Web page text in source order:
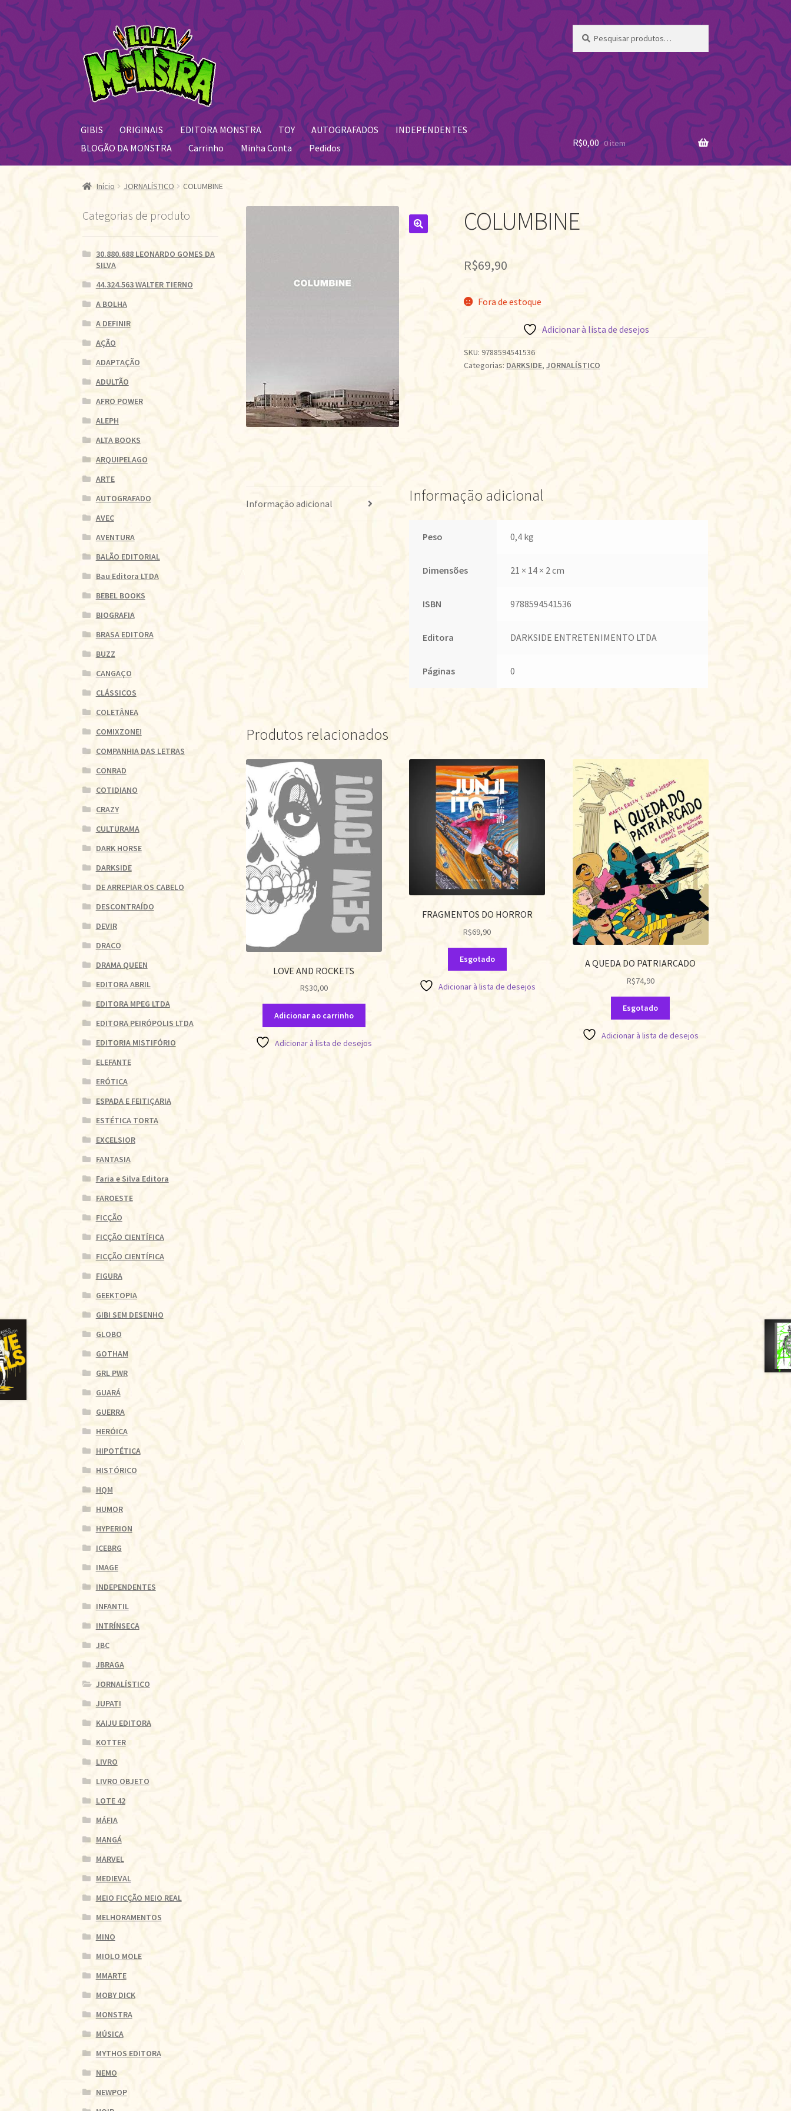
Pular
para
navegação
Pular
para
o
conteúdo
por:
GIBIS ORIGINAIS EDITORA MONSTRA TOY AUTOGRAFADOS
INDEPENDENTES
BLOGÃO DA MONSTRA
Carrinho Minha Conta Pedidos R$0,00 0 item
Início JORNALÍSTICO COLUMBINE
COLUMBINE
R$69,90
Fora de estoque
Adicionar à lista de desejos
SKU: 9788594541536
Categorias: DARKSIDE, JORNALÍSTICO
Informação adicional Informação adicional
Peso 0,4 kg
Dimensões 21 × 14 × 2 cm
ISBN 9788594541536
Editora DARKSIDE ENTRETENIMENTO LTDA
Páginas 0
Produtos relacionados
LOVE AND ROCKETS
R$30,00
Adicionar ao carrinho
Adicionar à lista de desejos
FRAGMENTOS DO HORROR
R$69,90
Esgotado
Adicionar à lista de desejos
A QUEDA DO PATRIARCADO
R$74,90
Esgotado
Adicionar à lista de desejos
Categorias de produto
30.880.688 LEONARDO GOMES DA
SILVA
44.324.563 WALTER TIERNO
A BOLHA
A DEFINIR
AÇÃO
ADAPTAÇÃO
ADULTÃO
AFRO POWER
ALEPH
ALTA BOOKS
ARQUIPELAGO
ARTE
AUTOGRAFADO
AVEC
AVENTURA
BALÃO EDITORIAL
Bau Editora LTDA
BEBEL BOOKS
BIOGRAFIA
BRASA EDITORA
BUZZ
CANGAÇO
CLÁSSICOS
COLETÂNEA
COMIXZONE!
COMPANHIA DAS LETRAS
CONRAD
COTIDIANO
CRAZY
CULTURAMA
DARK HORSE
DARKSIDE
DE ARREPIAR OS CABELO
DESCONTRAÍDO
DEVIR
DRACO
DRAMA QUEEN
EDITORA ABRIL
EDITORA MPEG LTDA
EDITORA PEIRÓPOLIS LTDA
EDITORIA MISTIFÓRIO
ELEFANTE
ERÓTICA
ESPADA E FEITIÇARIA
ESTÉTICA TORTA
EXCELSIOR
FANTASIA
Faria e Silva Editora
FAROESTE
FICÇÃO
FICÇÃO CIENTÍFICA
FICÇÃO CIENTÍFICA
FIGURA
GEEKTOPIA
GIBI SEM DESENHO
GLOBO
GOTHAM
GRL PWR
GUARÁ
GUERRA
HERÓICA
HIPOTÉTICA
HISTÓRICO
HQM
HUMOR
HYPERION
ICEBRG
IMAGE
INDEPENDENTES
INFANTIL
INTRÍNSECA
JBC
JBRAGA
JORNALÍSTICO
JUPATI
KAIJU EDITORA
KOTTER
LIVRO
LIVRO OBJETO
LOTE 42
MÁFIA
MANGÁ
MARVEL
MEDIEVAL
MEIO FICÇÃO MEIO REAL
MELHORAMENTOS
MINO
MIOLO MOLE
MMARTE
MOBY DICK
MONSTRA
MÚSICA
MYTHOS EDITORA
NEMO
NEWPOP